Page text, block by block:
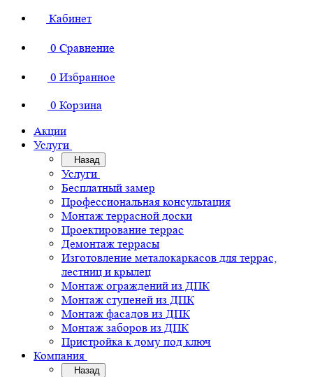
Кабинет
0 Сравнение
0 Избранное
0 Корзина
Акции
Услуги
Назад
Услуги
Бесплатный замер
Профессиональная консультация
Монтаж террасной доски
Проектирование террас
Демонтаж террасы
Изготовление металокаркасов для террас,
лестниц и крылец
Монтаж ограждений из ДПК
Монтаж ступеней из ДПК
Монтаж фасадов из ДПК
Монтаж заборов из ДПК
Пристройка к дому под ключ
Компания
Назад